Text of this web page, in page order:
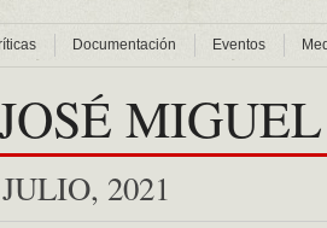
Documentación Eventos
2021